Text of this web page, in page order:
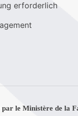
erforderlich
le Ministère de la